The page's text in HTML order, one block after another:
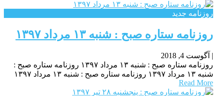
روزنامه جدید
روزنامه ستاره صبح : شنبه ۱۳ مرداد ۱۳۹۷
| آگوست 4, 2018
روزنامه ستاره صبح : شنبه ۱۳ مرداد ۱۳۹۷ روزنامه ستاره صبح :
شنبه ۱۳ مرداد ۱۳۹۷ روزنامه ستاره صبح : شنبه ۱۳ مرداد ۱۳۹۷
Read More